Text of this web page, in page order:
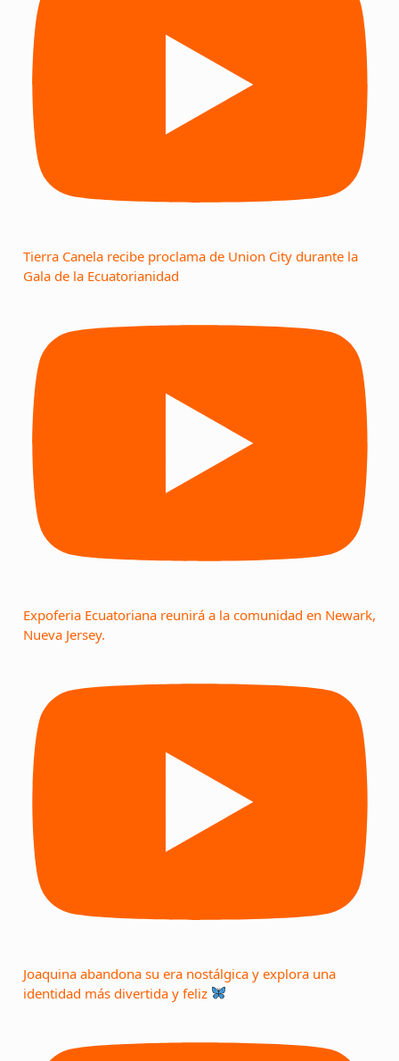
Tierra Canela recibe proclama de Union City durante la
Gala de la Ecuatorianidad
Expoferia Ecuatoriana reunirá a la comunidad en Newark,
Nueva Jersey.
Joaquina abandona su era nostálgica y explora una
identidad más divertida y feliz